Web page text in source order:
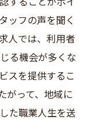
ッフの声を聞く
人では、利用者
る機会が多くな
スを提供するこ
がって、地域に
た職業人生を送